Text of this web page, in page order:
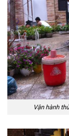
Vận hành